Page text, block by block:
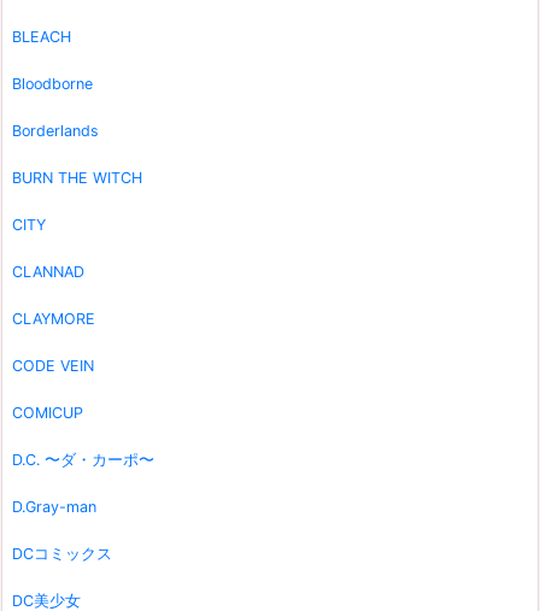
BLEACH
Bloodborne
Borderlands
BURN THE WITCH
CITY
CLANNAD
CLAYMORE
CODE VEIN
COMICUP
D.C. 〜ダ・カーポ〜
D.Gray-man
DCコミックス
DC美少女